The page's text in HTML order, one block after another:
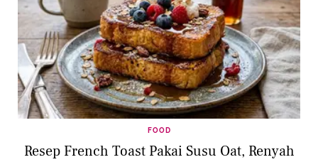
FOOD
Resep French Toast Pakai Susu Oat, Renyah